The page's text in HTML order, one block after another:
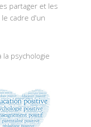
partager et les
cadre d'un
psychologie